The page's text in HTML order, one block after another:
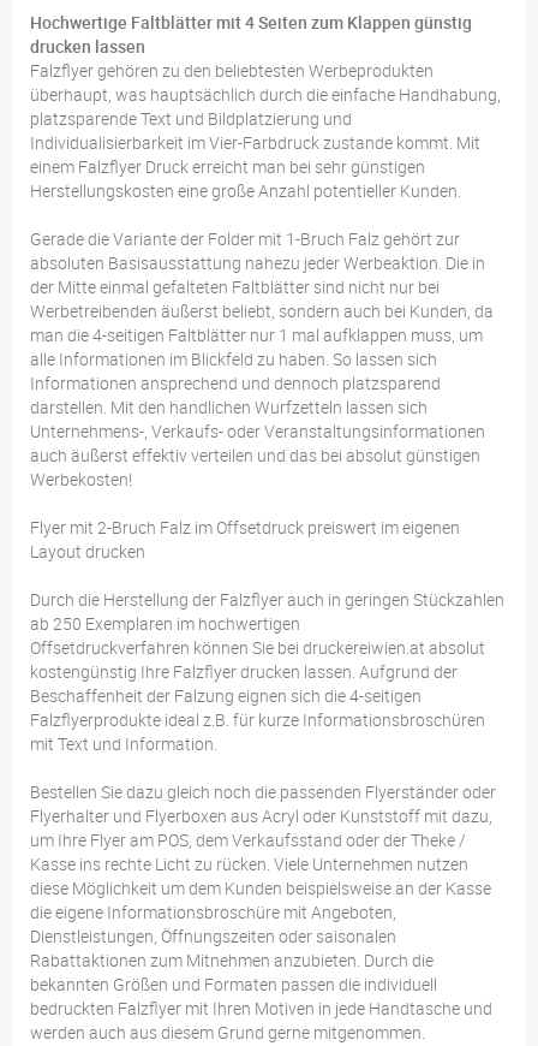
Hochwertige Faltblätter mit 4 Seiten zum Klappen günstig
drucken lassen
Falzflyer gehören zu den beliebtesten Werbeprodukten
überhaupt, was hauptsächlich durch die einfache Handhabung,
platzsparende Text und Bildplatzierung und
Individualisierbarkeit im Vier-Farbdruck zustande kommt. Mit
einem Falzflyer Druck erreicht man bei sehr günstigen
Herstellungskosten eine große Anzahl potentieller Kunden.
Gerade die Variante der Folder mit 1-Bruch Falz gehört zur
absoluten Basisausstattung nahezu jeder Werbeaktion. Die in
der Mitte einmal gefalteten Faltblätter sind nicht nur bei
Werbetreibenden äußerst beliebt, sondern auch bei Kunden, da
man die 4-seitigen Faltblätter nur 1 mal aufklappen muss, um
alle Informationen im Blickfeld zu haben. So lassen sich
Informationen ansprechend und dennoch platzsparend
darstellen. Mit den handlichen Wurfzetteln lassen sich
Unternehmens-, Verkaufs- oder Veranstaltungsinformationen
auch äußerst effektiv verteilen und das bei absolut günstigen
Werbekosten!
Flyer mit 2-Bruch Falz im Offsetdruck preiswert im eigenen
Layout drucken
Durch die Herstellung der Falzflyer auch in geringen Stückzahlen
ab 250 Exemplaren im hochwertigen
Offsetdruckverfahren können Sie bei druckereiwien.at absolut
kostengünstig Ihre Falzflyer drucken lassen. Aufgrund der
Beschaffenheit der Falzung eignen sich die 4-seitigen
Falzflyerprodukte ideal z.B. für kurze Informationsbroschüren
mit Text und Information.
Bestellen Sie dazu gleich noch die passenden Flyerständer oder
Flyerhalter und Flyerboxen aus Acryl oder Kunststoff mit dazu,
um Ihre Flyer am POS, dem Verkaufsstand oder der Theke /
Kasse ins rechte Licht zu rücken. Viele Unternehmen nutzen
diese Möglichkeit um dem Kunden beispielsweise an der Kasse
die eigene Informationsbroschüre mit Angeboten,
Dienstleistungen, Öffnungszeiten oder saisonalen
Rabattaktionen zum Mitnehmen anzubieten. Durch die
bekannten Größen und Formaten passen die individuell
bedruckten Falzflyer mit Ihren Motiven in jede Handtasche und
werden auch aus diesem Grund gerne mitgenommen.